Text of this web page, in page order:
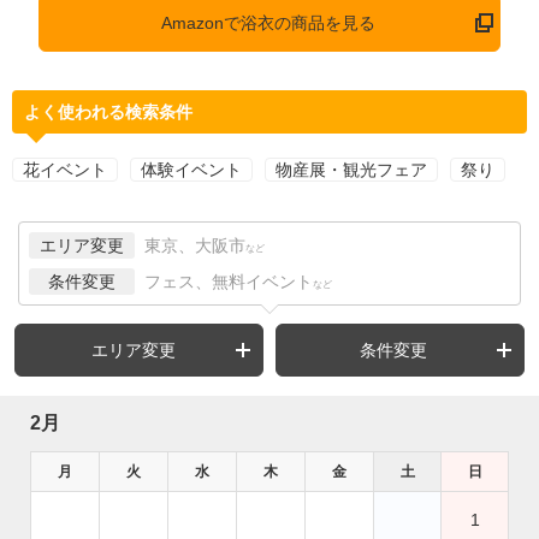
Amazonで浴衣の商品を見る
よく使われる検索条件
花イベント 体験イベント 物産展・観光フェア 祭り
エリア変更 東京、大阪市 など
条件変更 フェス、無料イベント など
エリア変更 条件変更
2月
月 火 水 木 金 土 日
1